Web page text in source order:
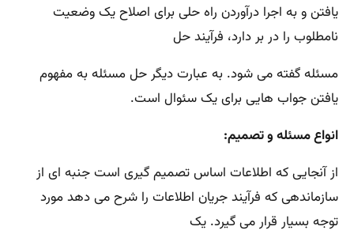
یافتن و به اجرا درآوردن راه حلی برای اصلاح یک وضعیت
نامطلوب را در بر دارد، فرآیند حل
مسئله گفته می شود. به عبارت دیگر حل مسئله به مفهوم
یافتن جواب هایی برای یک سئوال است.
انواع مسئله و تصمیم:
از آنجایی که اطلاعات اساس تصمیم گیری است جنبه ای از
سازماندهی که فرآیند جریان اطلاعات را شرح می دهد مورد
توجه بسیار قرار می گیرد. یک